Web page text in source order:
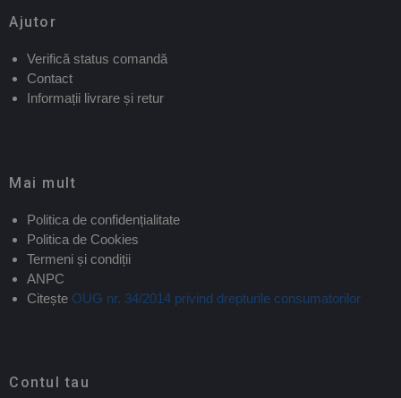
Ajutor
Verifică status comandă
Contact
Informații livrare și retur
Mai mult
Politica de confidențialitate
Politica de Cookies
Termeni și condiții
ANPC
Citește OUG nr. 34/2014 privind drepturile consumatorilor
Contul tau